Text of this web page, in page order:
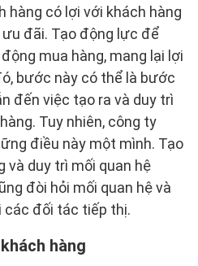
hàng có lợi với khách hàng
đãi. Tạo động lực để
mua hàng, mang lại lợi
bước này có thể là bước
đến việc tạo ra và duy trì
Tuy nhiên, công ty
điều này một mình. Tạo
và duy trì mối quan hệ
đòi hỏi mối quan hệ và
đối tác tiếp thị.
hàng